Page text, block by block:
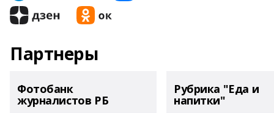
Партнеры
Фотобанк
журналистов РБ
Рубрика "Еда и
напитки"